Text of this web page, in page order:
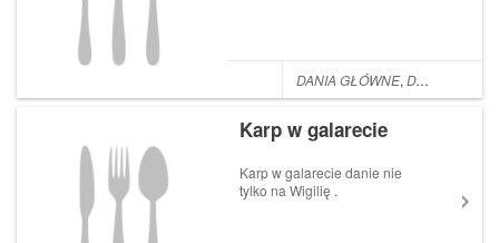
DANIA GŁÓWNE,DANIA WEGETARIAŃSKIE / BEZMIĘSNE
Karp w galarecie
Karp w galarecie danie nie
tylko na Wigilię .